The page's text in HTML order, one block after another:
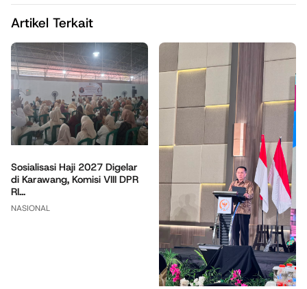
Artikel Terkait
Sosialisasi Haji 2027 Digelar
di Karawang, Komisi VIII DPR
RI...
NASIONAL